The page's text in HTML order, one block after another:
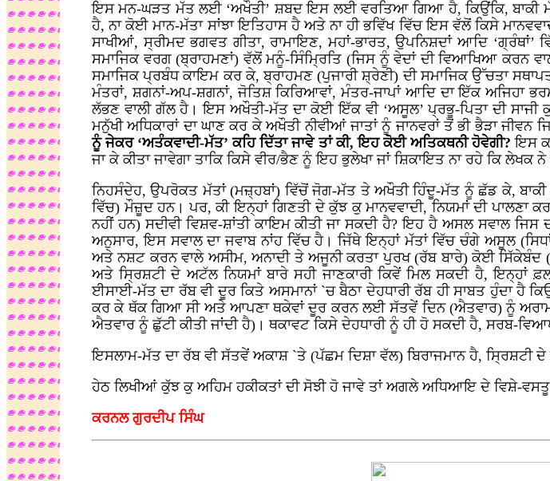
ਇਸ ਮਨ-ਘੜਤ ਮੱਤ ਲਈ ‘ਅਖੌਤੀ’ ਸ਼ਬਦ ਇਸ ਲਈ ਵਰਤਿਆ ਗਿਆ ਹੈ, ਕਿਉਂਕਿ, ਬਾਕੀ
ਹੈ, ਨਾ ਕੋਈ ਮਾਨ-ਮੱਤਾ ਸਾਂਝਾ ਇਤਿਹਾਸ ਹੈ ਅਤੇ ਨਾ ਹੀ ਭਵਿੱਖ ਵਿੱਚ ਇਸ ਵੱਲੋਂ ਕਿਸੇ
ਸਾਖੀਆਂ, ਸ੍ਰੀਮਦ ਭਗਵਤ ਗੀਤਾ, ਰਾਮਾਇਣ, ਮਹਾਂ-ਭਾਰਤ, ਉਪਨਿਸ਼ਦਾਂ ਆਦਿ
ਸਮਾਜਿਕ ਵਰਗ (ਬ੍ਰਾਹਮਣਾਂ) ਵੱਲੋਂ ਮਨੂੰ-ਸਿੰਮ੍ਰਿਤਿ (ਜਿਸ ਨੂੰ ਵੇਦਾਂ ਦੀ ਵਿਆਖਿਆ ਕਰਨ
ਸਮਾਜਿਕ ਪ੍ਰਬੰਧ ਕਾਇਮ ਕਰ ਕੇ, ਬ੍ਰਾਹਮਣ (ਪੁਜਾਰੀ ਸ਼੍ਰੇਣੀ) ਦੀ ਸਮਾਜਿਕ ਉੱਚਤਾ
ਮੰਤਰਾਂ, ਸ਼ਗਨਾਂ-ਅਪ-ਸ਼ਗਨਾਂ, ਜੋਤਿਸ਼ ਕਿਰਿਆਵਾਂ, ਮੰਤਰ-ਜਾਪਾਂ ਆਦਿ ਦਾ ਇੱਕ
ਲੱਭਣ ਵਾਲੀ ਗੱਲ ਹੈ। ਇਸ ਅਖੌਤੀ-ਮੱਤ ਦਾ ਕੋਈ ਇੱਕ ਵੀ ‘ਅਸੂਲ’ ਪ੍ਰਭੂ-ਪਿਤਾ ਦੀ
ਮਨੁੱਖੀ ਅਧਿਕਾਰਾਂ ਦਾ ਘਾਣ ਕਰ ਕੇ ਅਖੌਤੀ ਨੀਵੀਆਂ ਜਾਤਾਂ ਨੂੰ ਜਾਨਵਰਾਂ ਤੋਂ ਭੀ ਭੈੜਾ
ਨੂੰ ਜੇਕਰ ‘ਅਤੰਕਵਾਦੀ-ਮੱਤ’ ਕਹਿ ਦਿੱਤਾ ਜਾਵੇ ਤਾਂ ਕੀ, ਇਹ ਕੋਈ ਅਤਿਕਥਨੀ ਹੋਵੇਗੀ?ਇਸ
ਜਾ ਕੇ ਕੀਤਾ ਜਾਵੇਗਾ ਤਾਕਿ ਕਿਸੇ ਵੀਰ/ਭੈਣ ਨੂੰ ਇਹ ਭੁਲੇਖਾ ਜਾਂ ਸ਼ਿਕਾਇਤ ਨਾ ਰਹੇ ਕਿ
ਨਿਹਸੰਦੇਹ, ਉਪਰੋਕਤ ਮੱਤਾਂ (ਮਜ਼੍ਹਬਾਂ) ਵਿੱਚੋਂ ਜੋਗ-ਮੱਤ ਤੇ ਅਖੌਤੀ ਹਿੰਦੂ-ਮੱਤ ਨੂੰ ਛੱਡ ਕੇ, ਬਾਕੀ
ਵਿੱਚ) ਮੌਜ਼ੂਦ ਹਨ। ਪਰ, ਕੀ ਇਨ੍ਹਾਂ ਗਿਣਤੀ ਦੇ ਕੁੱਝ ਕੁ ਮਾਨਵਵਾਦੀ, ਨਿਯਮਾਂ ਦੀ ਪਾਲਣਾ
ਨਹੀਂ ਹਨ) ਸਦੀਵੀ ਵਿਸ਼ਵ-ਸ਼ਾਂਤੀ ਕਾਇਮ ਕੀਤੀ ਜਾ ਸਕਦੀ ਹੈ? ਇਹ ਹੈ ਅਸਲ ਸਵਾਲ
ਅਨੁਸਾਰ, ਇਸ ਸਵਾਲ ਦਾ ਜਵਾਬ ਨਾਂਹ ਵਿੱਚ ਹੈ। ਜਿੱਥੇ ਇਨ੍ਹਾਂ ਮੱਤਾਂ ਵਿੱਚ ਚੰਗੇ ਅਸੂਲ
ਅਤੇ ਨਸ਼ਟ ਕਰਨ ਵਾਲੇ ਅਸੀਮ, ਅਨਾਦੀ ਤੇ ਅਜੂਨੀ ਕਰਤਾ ਪੁਰਖ (ਰੱਬ ਬਾਰੇ) ਕੋਈ ਸਿੱਕੇਬੰਦ
ਅਤੇ ਸ੍ਰਿਸ਼ਟੀ ਦੇ ਅਟੱਲ ਨਿਯਮਾਂ ਬਾਰੇ ਸਹੀ ਜਾਣਕਾਰੀ ਕਿਵੇਂ ਮਿਲ ਸਕਦੀ ਹੈ,
ਈਸਾਈ-ਮੱਤ ਦਾ ਰੱਬ ਵੀ ਦੂਰ ਕਿਤੇ ਅਸਮਾਨਾਂ `ਚ ਬੈਠਾ ਦੇਹਧਾਰੀ ਰੱਬ ਹੀ ਸਾਬਤ ਹੁੰਦਾ ਹੈ
ਕਰ ਕੇ ਥੱਕ ਗਿਆ ਸੀ ਅਤੇ ਆਪਣਾ ਥਕੇਵਾਂ ਦੂਰ ਕਰਨ ਲਈ ਸੱਤਵੇਂ ਦਿਨ (ਐਤਵਾਰ) ਨੂੰ
ਐਤਵਾਰ ਨੂੰ ਛੁੱਟੀ ਕੀਤੀ ਜਾਂਦੀ ਹੈ)। ਥਕਾਵਟ ਕਿਸੇ ਦੇਹਧਾਰੀ ਨੂੰ ਹੀ ਹੋ ਸਕਦੀ ਹੈ, ਸਰਬ-
ਇਸਲਾਮ-ਮੱਤ ਦਾ ਰੱਬ ਵੀ ਸੱਤਵੇਂ ਅਕਾਸ਼ `ਤੇ (ਪੱਛਮ ਦਿਸ਼ਾ ਵੱਲ) ਬਿਰਾਜਮਾਨ ਹੈ, ਸ੍ਰਿਸ਼ਟੀ
ਹੇਠ ਲਿਖੀਆਂ ਕੁੱਝ ਕੁ ਅਹਿਮ ਹਕੀਕਤਾਂ ਦੀ ਸੋਝੀ ਹੋ ਜਾਵੇ ਤਾਂ ਅਗਲੇ ਅਧਿਆਇ ਦੇ ਵਿਸ਼ੇ-
ਕਰਨਲ ਗੁਰਦੀਪ ਸਿੰਘ